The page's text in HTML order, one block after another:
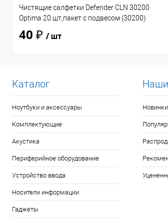
Чистящие салфетки Defender CLN 30200
Optima 20 шт,пакет с подвесом (30200)
40 ₽ / шт
Каталог
Ноутбуки и аксессуары
Комплектующие
Акустика
Периферийное оборудование
Устройство ввода
Носители информации
Гаджеты
Новинки